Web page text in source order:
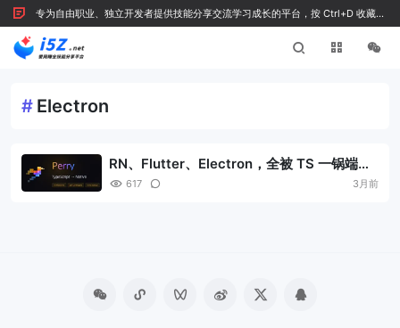
专为自由职业、独立开发者提供技能分享交流学习成长的平台，按 Ctrl+D 收藏我
们
# Electron
RN、Flutter、Electron，全被 TS 一锅端
了！617 3月前